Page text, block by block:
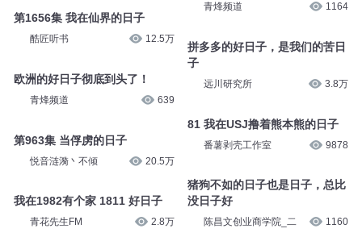
第1656集 我在仙界的日子
酷匠听书 12.5万
欧洲的好日子彻底到头了！
青烽频道 639
第963集 当俘虏的日子
悦音涟漪丶不倾 20.5万
我在1982有个家 1811 好日子
青花先生FM 2.8万
青烽频道 1164
拼多多的好日子，是我们的苦日
子
远川研究所 3.8万
81 我在USJ撸着熊本熊的日子
番薯剥壳工作室 9878
猪狗不如的日子也是日子，总比
没日子好
陈昌文创业商学院_二 1160